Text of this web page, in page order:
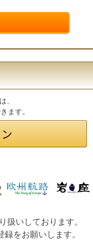
、
ます。
扱いしております。
録をお願いします。